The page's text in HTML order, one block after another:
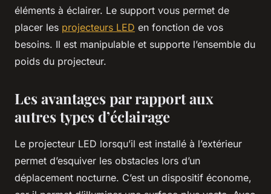
éléments à éclairer. Le support vous permet de
placer les projecteurs LED en fonction de vos
besoins. Il est manipulable et supporte l’ensemble du
poids du projecteur.
Les avantages par rapport aux
autres types d’éclairage
Le projecteur LED lorsqu’il est installé à l’extérieur
permet d’esquiver les obstacles lors d’un
déplacement nocturne. C’est un dispositif économe,